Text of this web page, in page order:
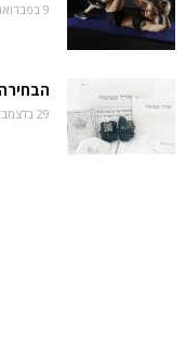
9 בפברואר 2025
29 בדצמבר 2024